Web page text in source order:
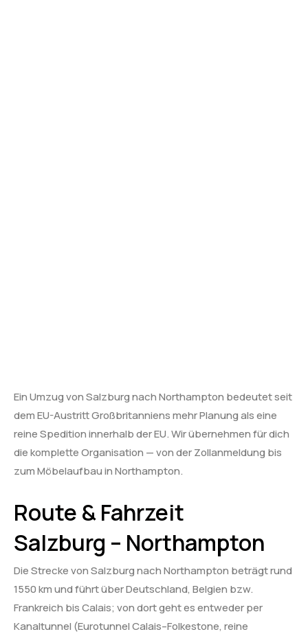
Ein Umzug von Salzburg nach Northampton bedeutet seit
dem EU-Austritt Großbritanniens mehr Planung als eine
reine Spedition innerhalb der EU. Wir übernehmen für dich
die komplette Organisation — von der Zollanmeldung bis
zum Möbelaufbau in Northampton.
Route & Fahrzeit
Salzburg – Northampton
Die Strecke von Salzburg nach Northampton beträgt rund
1550 km und führt über Deutschland, Belgien bzw.
Frankreich bis Calais; von dort geht es entweder per
Kanaltunnel (Eurotunnel Calais–Folkestone, reine